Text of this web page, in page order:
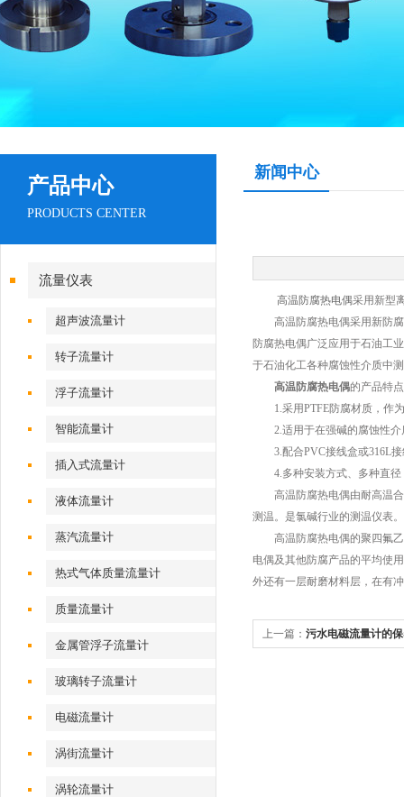
产品中心
PRODUCTS CENTER
流量仪表
超声波流量计
转子流量计
浮子流量计
智能流量计
插入式流量计
液体流量计
蒸汽流量计
热式气体质量流量计
质量流量计
金属管浮子流量计
玻璃转子流量计
电磁流量计
涡街流量计
涡轮流量计
新闻中心
高温防腐热电偶采用新型
高温防腐热电偶采用新防腐
防腐热电偶广泛应用于石油工
于石油化工各种腐蚀性介质中
高温防腐热电偶的产品特
1.采用PTFE防腐材质，作为
2.适用于在强碱的腐蚀性介
3.配合PVC接线盒或316L接
4.多种安装方式、多种直径
高温防腐热电偶由耐高温合
测温。是氯碱行业的测温仪表。
高温防腐热电偶的聚四氟乙
电偶及其他防腐产品的平均使
外还有一层耐磨材料层，在有
上一篇： 污水电磁流量计的